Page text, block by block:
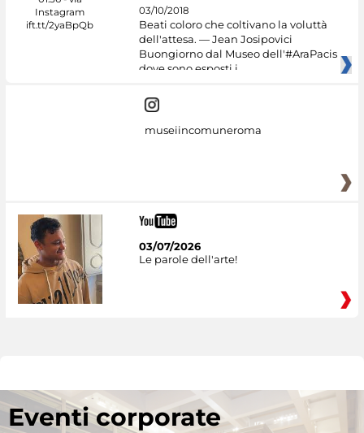
03/10/2018
Beati coloro che coltivano la voluttà
dell'attesa. — Jean Josipovici
Buongiorno dal Museo dell'#AraPacis
dove sono esposti i
museiincomuneroma
03/07/2026
Le parole dell'arte!
Eventi corporate